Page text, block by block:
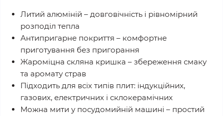
Литий алюміній – довговічність і рівномірний
розподіл тепла
Антипригарне покриття – комфортне
приготування без пригорання
Жароміцна скляна кришка – збереження смаку
та аромату страв
Підходить для всіх типів плит: індукційних,
газових, електричних і склокерамічних
Можна мити у посудомийній машині – простий